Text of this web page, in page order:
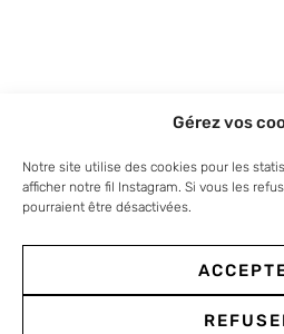
Gérez vos
Notre site utilise des cookies pour les
afficher notre fil Instagram. Si vous les
pourraient être désactivées.
Atelier Z
Paris| 13 rue Edgar
| 10 rue